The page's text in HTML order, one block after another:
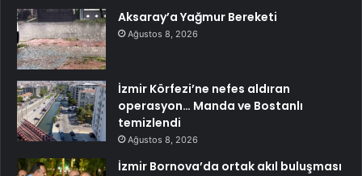
Aksaray’a Yağmur Bereketi
Ağustos 8, 2026
İzmir Körfezi’ne nefes aldıran
operasyon… Manda ve Bostanlı
temizlendi
Ağustos 8, 2026
İzmir Bornova’da ortak akıl buluşması